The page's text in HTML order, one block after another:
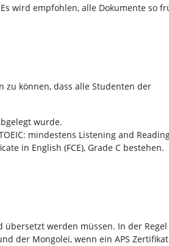
wird empfohlen, alle Dokumente so
zu können, dass alle Studenten der
wurde.
mindestens Listening and
in English (FCE), Grade C bestehen.
werden müssen. In der Regel
der Mongolei, wenn ein APS Zertifikat